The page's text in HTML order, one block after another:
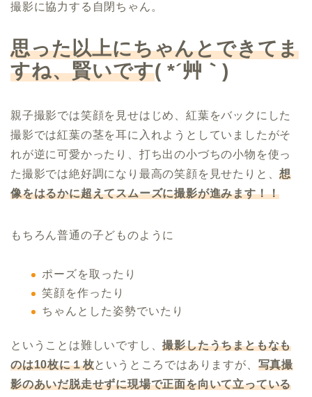
撮影に協力する自閉ちゃん。
思った以上にちゃんとできてま
すね、賢いです( *´艸｀)
親子撮影では笑顔を見せはじめ、紅葉をバックにした
撮影では紅葉の茎を耳に入れようとしていましたがそ
れが逆に可愛かったり、打ち出の小づちの小物を使っ
た撮影では絶好調になり最高の笑顔を見せたりと、想
像をはるかに超えてスムーズに撮影が進みます！！
もちろん普通の子どものように
ポーズを取ったり
笑顔を作ったり
ちゃんとした姿勢でいたり
ということは難しいですし、撮影したうちまともなも
のは10枚に１枚というところではありますが、 写真撮
影のあいだ脱走せずに現場で正面を向いて立っている